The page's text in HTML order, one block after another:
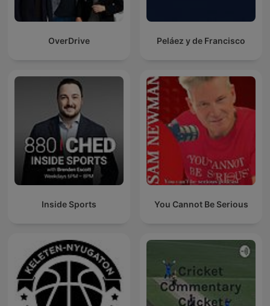
OverDrive Peláez y de Francisco
Inside Sports You Cannot Be Serious